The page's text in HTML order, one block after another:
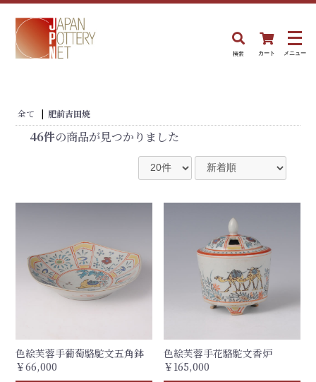
検索 カート メニュー
全て | 肥前吉田焼
46件の商品が見つかりました
色絵芙蓉手葡萄駱駝文五角鉢
￥66,000
色絵芙蓉手花駱駝文香炉
￥165,000